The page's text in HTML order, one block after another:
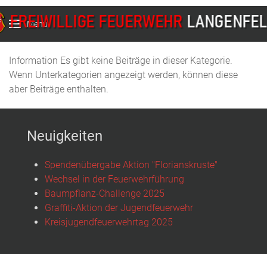
Menu
Information Es gibt keine Beiträge in dieser Kategorie.
Wenn Unterkategorien angezeigt werden, können diese
aber Beiträge enthalten.
Neuigkeiten
Spendenübergabe Aktion "Florianskruste"
Wechsel in der Feuerwehrführung
Baumpflanz-Challenge 2025
Graffiti-Aktion der Jugendfeuerwehr
Kreisjugendfeuerwehrtag 2025